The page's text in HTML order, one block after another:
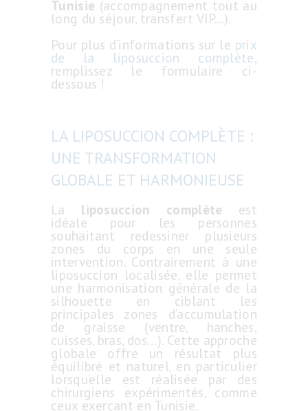
Tunisie (accompagnement tout au
long du séjour, transfert VIP…).
Pour plus d’informations sur le prix
de la liposuccion complète,
remplissez le formulaire ci-
dessous !
LA LIPOSUCCION COMPLÈTE :
UNE TRANSFORMATION
GLOBALE ET HARMONIEUSE
La liposuccion complète est
idéale pour les personnes
souhaitant redessiner plusieurs
zones du corps en une seule
intervention. Contrairement à une
liposuccion localisée, elle permet
une harmonisation générale de la
silhouette en ciblant les
principales zones d’accumulation
de graisse (ventre, hanches,
cuisses, bras, dos…). Cette approche
globale offre un résultat plus
équilibré et naturel, en particulier
lorsqu’elle est réalisée par des
chirurgiens expérimentés, comme
ceux exerçant en Tunisie.